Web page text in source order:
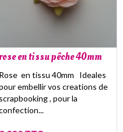
rose en tissu pêche 40mm
Rose en tissu 40mm Ideales
embellir vos creations de
scrapbooking , pour la